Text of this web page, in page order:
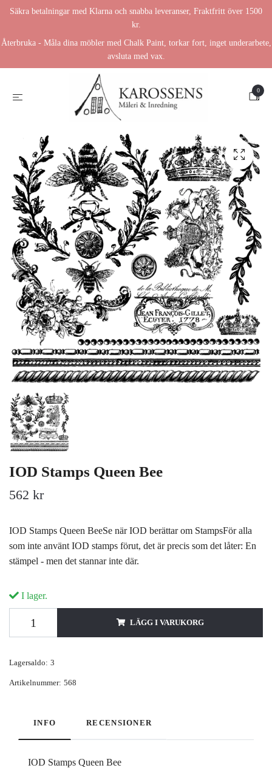
Säkra betalningar med Klarna och snabba leveranser, Fraktfritt över 1500
kr.
Återbruka - Måla dina möbler med Chalk Paint, torkar fort, inget underarbete,
avsluta med vax.
0
IOD Stamps Queen Bee
562 kr
IOD Stamps Queen BeeSe när IOD berättar om StampsFör alla
som inte använt IOD stamps förut, det är precis som det låter: En
stämpel - men det stannar inte där.
I lager.
LÄGG I VARUKORG
Lagersaldo: 3
Artikelnummer: 568
INFO RECENSIONER
IOD Stamps Queen Bee